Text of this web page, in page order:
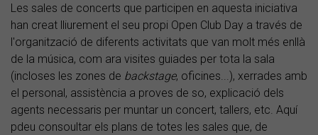
Les sales de concerts que participen en aquesta iniciativa
han creat lliurement el seu propi Open Club Day a través de
l'organització de diferents activitats que van molt més enllà
de la música, com ara visites guiades per tota la sala
(incloses les zones de backstage, oficines...), xerrades amb
el personal, assistència a proves de so, explicació dels
agents necessaris per muntar un concert, tallers, etc. Aquí
pdeu consoultar els plans de totes les sales que, de